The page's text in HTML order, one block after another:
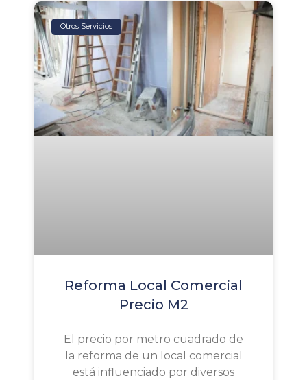
Otros Servicios
Reforma Local Comercial
Precio M2
El precio por metro cuadrado de
la reforma de un local comercial
está influenciado por diversos